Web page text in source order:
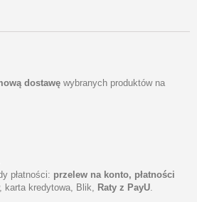
dostawę wybranych produktów na
płatności: przelew na konto, płatności
karta kredytowa, Blik, Raty z PayU.